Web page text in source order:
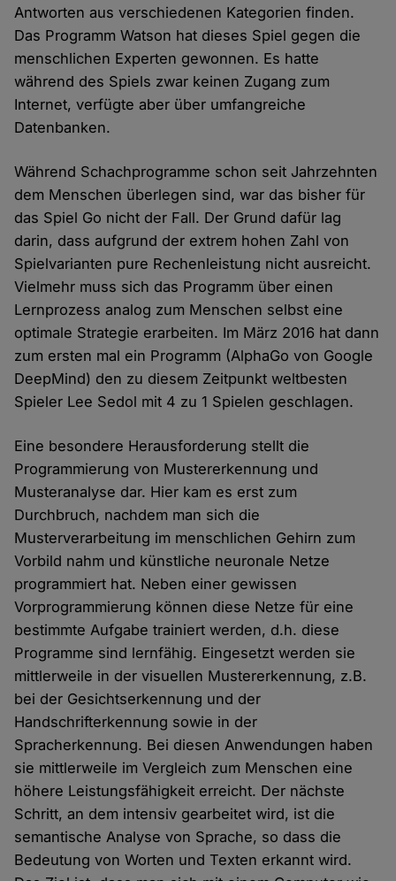
Antworten aus verschiedenen Kategorien finden.
Das Programm Watson hat dieses Spiel gegen die
menschlichen Experten gewonnen. Es hatte
während des Spiels zwar keinen Zugang zum
Internet, verfügte aber über umfangreiche
Datenbanken.
Während Schachprogramme schon seit Jahrzehnten
dem Menschen überlegen sind, war das bisher für
das Spiel Go nicht der Fall. Der Grund dafür lag
darin, dass aufgrund der extrem hohen Zahl von
Spielvarianten pure Rechenleistung nicht ausreicht.
Vielmehr muss sich das Programm über einen
Lernprozess analog zum Menschen selbst eine
optimale Strategie erarbeiten. Im März 2016 hat dann
zum ersten mal ein Programm (AlphaGo von Google
DeepMind) den zu diesem Zeitpunkt weltbesten
Spieler Lee Sedol mit 4 zu 1 Spielen geschlagen.
Eine besondere Herausforderung stellt die
Programmierung von Mustererkennung und
Musteranalyse dar. Hier kam es erst zum
Durchbruch, nachdem man sich die
Musterverarbeitung im menschlichen Gehirn zum
Vorbild nahm und künstliche neuronale Netze
programmiert hat. Neben einer gewissen
Vorprogrammierung können diese Netze für eine
bestimmte Aufgabe trainiert werden, d.h. diese
Programme sind lernfähig. Eingesetzt werden sie
mittlerweile in der visuellen Mustererkennung, z.B.
bei der Gesichtserkennung und der
Handschrifterkennung sowie in der
Spracherkennung. Bei diesen Anwendungen haben
sie mittlerweile im Vergleich zum Menschen eine
höhere Leistungsfähigkeit erreicht. Der nächste
Schritt, an dem intensiv gearbeitet wird, ist die
semantische Analyse von Sprache, so dass die
Bedeutung von Worten und Texten erkannt wird.